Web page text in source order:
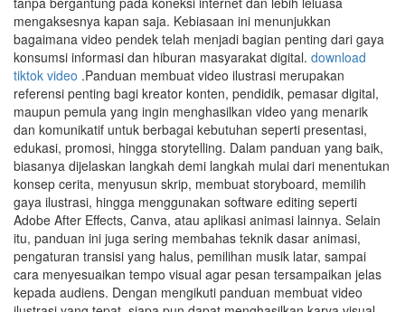
mengaksesnya kapan saja. Kebiasaan ini menunjukkan
bagaimana video pendek telah menjadi bagian penting dari gaya
konsumsi informasi dan hiburan masyarakat digital. download
tiktok video .Panduan membuat video ilustrasi merupakan
referensi penting bagi kreator konten, pendidik, pemasar digital,
maupun pemula yang ingin menghasilkan video yang menarik
dan komunikatif untuk berbagai kebutuhan seperti presentasi,
edukasi, promosi, hingga storytelling. Dalam panduan yang baik,
biasanya dijelaskan langkah demi langkah mulai dari menentukan
konsep cerita, menyusun skrip, membuat storyboard, memilih
gaya ilustrasi, hingga menggunakan software editing seperti
Adobe After Effects, Canva, atau aplikasi animasi lainnya. Selain
itu, panduan ini juga sering membahas teknik dasar animasi,
pengaturan transisi yang halus, pemilihan musik latar, sampai
cara menyesuaikan tempo visual agar pesan tersampaikan jelas
kepada audiens. Dengan mengikuti panduan membuat video